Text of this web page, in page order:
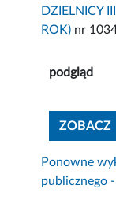
DZIELNICY
ROK) nr
podgląd
ZOBACZ
Ponowne
publicznego